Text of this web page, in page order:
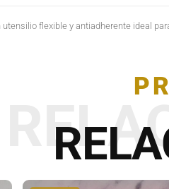
flexible y antiadherente ideal